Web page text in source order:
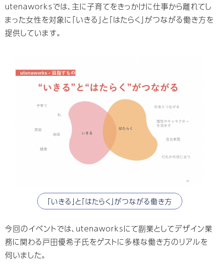
utenaworksでは、主に子育てをきっかけに仕事から離れてし
まった女性を対象に「いきる」と「はたらく」がつながる働き方を
提供しています。
「いきる」と「はたらく」がつながる働き方
今回のイベントでは、utenaworksにて副業としてデザイン業
務に関わる戸田優希子氏をゲストに多様な働き方のリアルを
伺いました。